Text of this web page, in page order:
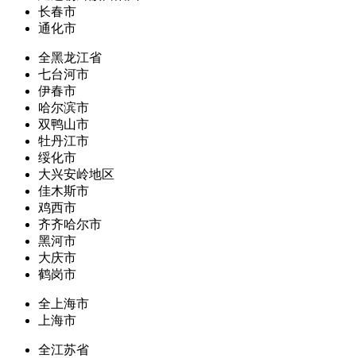
长春市
通化市
全黑龙江省
七台河市
伊春市
哈尔滨市
双鸭山市
牡丹江市
绥化市
大兴安岭地区
佳木斯市
鸡西市
齐齐哈尔市
黑河市
大庆市
鹤岗市
全上海市
上海市
全江苏省